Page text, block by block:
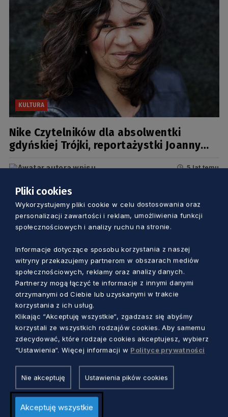
KULTURA
Nike Czytelników dla absolwentki
gdyńskiej Trójki, reportażystki Joanny
5 lat temu
EDUKACJA
Uczeń gdyńskiej Trójki laureatem
prestiżowej nagrody. Zaprojektował
nowoczesny endoskop
Pliki cookies
Wykorzystujemy pliki cookie w celu dostosowania oraz
personalizacji zawartości i reklam, umożliwienia funkcji
społecznościowych i analizy ruchu na stronie.
Informacje dotyczące sposobu korzystania z naszej
witryny przekazujemy partnerom w obszarach mediów
społecznościowych, reklamy oraz analizy danych.
Partnerzy mogą łączyć te informacje z innymi danymi
otrzymanymi od Ciebie lub uzyskanymi w trakcie
korzystania z ich usług.
Klikając “Akceptuję wszystkie“, zgadzasz się abyśmy
korzystali ze wszystkich rodzajów cookies. Aby samemu
zdecydować, które rodzaje cookies akceptujesz, wybierz
“Ustawienia“. Więcej informacji w Polityce prywatności
Nie akceptuję Ustawienia pików cookies
Akceptuję wszystkie